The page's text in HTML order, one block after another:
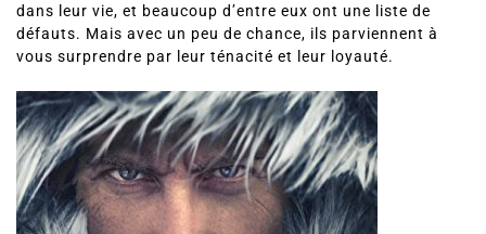
dans leur vie, et beaucoup d’entre eux ont une liste de
défauts. Mais avec un peu de chance, ils parviennent à
vous surprendre par leur ténacité et leur loyauté.